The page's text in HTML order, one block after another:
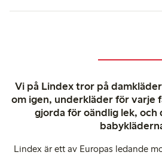
Vi på Lindex tror på
om igen, underkläder för varje
gjorda för oändlig lek, och
Lindex är ett av Europas ledande